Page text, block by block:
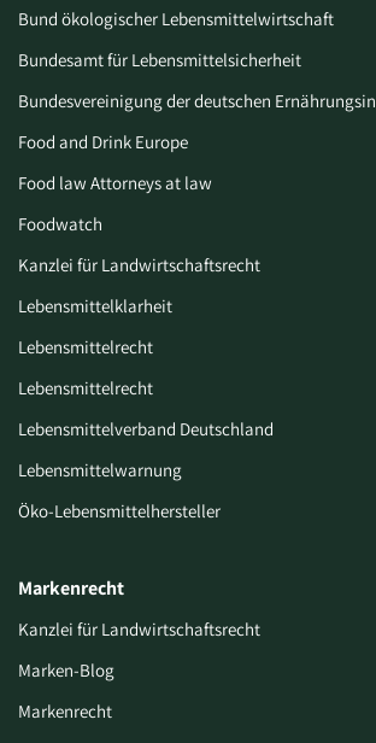
Bund ökologischer Lebensmittelwirtschaft
Bundesamt für Lebensmittelsicherheit
Bundesvereinigung der deutschen
Food and Drink Europe
Food law Attorneys at law
Foodwatch
Kanzlei für Landwirtschaftsrecht
Lebensmittelklarheit
Lebensmittelrecht
Lebensmittelrecht
Lebensmittelverband Deutschland
Lebensmittelwarnung
Öko-Lebensmittelhersteller
Markenrecht
Kanzlei für Landwirtschaftsrecht
Marken-Blog
Markenrecht